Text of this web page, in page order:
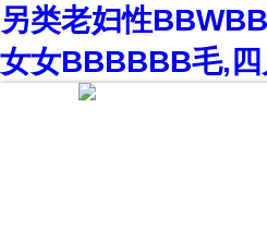
另类老妇性
女女BBBBBB毛,